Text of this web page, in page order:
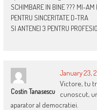
SCHIMBARE IN BINE ??? MI-AM
PENTRU SINCERITATE D-TRA
SI ANTENEI 3 PENTRU
Costin Tanasescu
January 23,
Victore, tu
cunoscut,
aparator al democratiei.